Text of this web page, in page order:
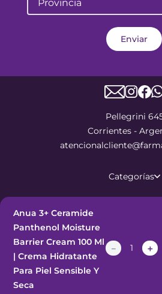
Anua 3+ Ceramide
Panthenol Moisture
Barrier Cream 100 Ml
| Crema Hidratante
Para Piel Sensible Y
Seca
＋
－
Provincia
Enviar
Pellegrini
Corrientes -
Categorías
reservados